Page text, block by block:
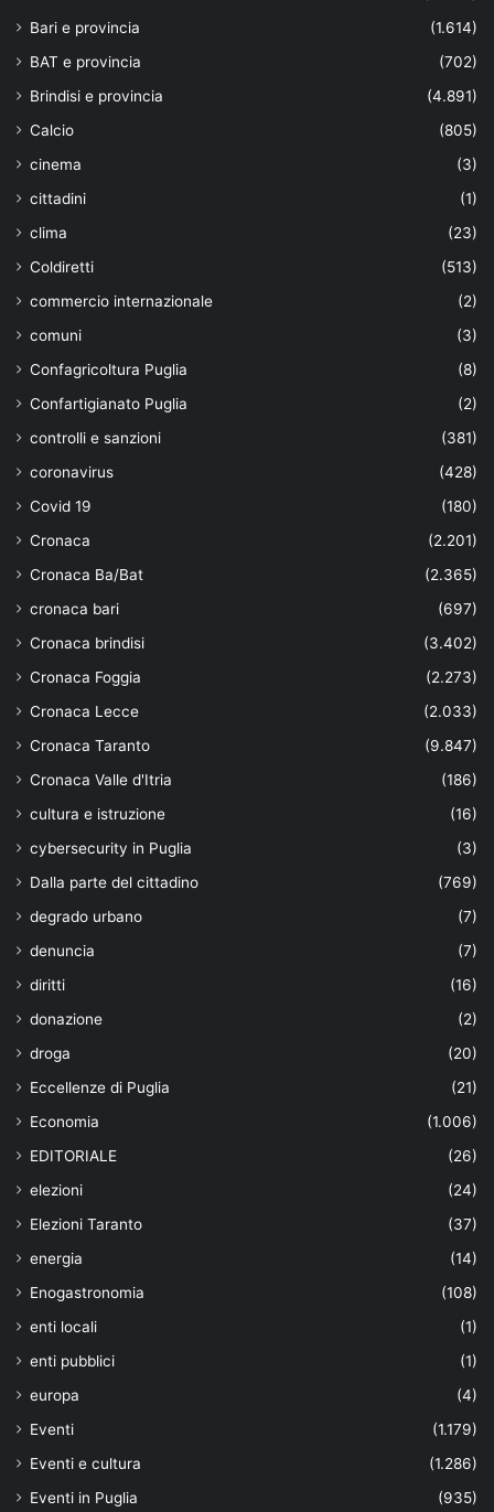
Bari e provincia
(1.614)
BAT e provincia
(702)
Brindisi e provincia
(4.891)
Calcio
(805)
cinema
(3)
cittadini
(1)
clima
(23)
Coldiretti
(513)
commercio internazionale
(2)
comuni
(3)
Confagricoltura Puglia
(8)
Confartigianato Puglia
(2)
controlli e sanzioni
(381)
coronavirus
(428)
Covid 19
(180)
Cronaca
(2.201)
Cronaca Ba/Bat
(2.365)
cronaca bari
(697)
Cronaca brindisi
(3.402)
Cronaca Foggia
(2.273)
Cronaca Lecce
(2.033)
Cronaca Taranto
(9.847)
Cronaca Valle d'Itria
(186)
cultura e istruzione
(16)
cybersecurity in Puglia
(3)
Dalla parte del cittadino
(769)
degrado urbano
(7)
denuncia
(7)
diritti
(16)
donazione
(2)
droga
(20)
Eccellenze di Puglia
(21)
Economia
(1.006)
EDITORIALE
(26)
elezioni
(24)
Elezioni Taranto
(37)
energia
(14)
Enogastronomia
(108)
enti locali
(1)
enti pubblici
(1)
europa
(4)
Eventi
(1.179)
Eventi e cultura
(1.286)
Eventi in Puglia
(935)